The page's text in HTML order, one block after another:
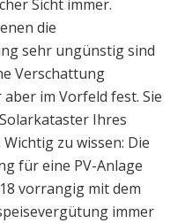
Sicht immer.
die
sehr ungünstig sind
Verschattung
im Vorfeld fest. Sie
Ihres
zu wissen: Die
für eine PV-Anlage
vorrangig mit dem
immer